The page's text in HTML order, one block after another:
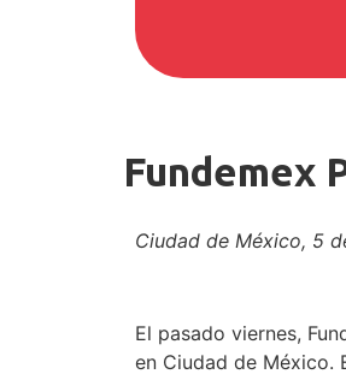
Fundemex
Ciudad de México, 5
El pasado viernes,
en Ciudad de México.